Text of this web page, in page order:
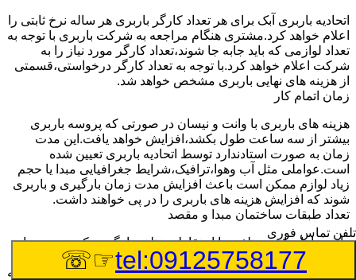
اتحادیه باربری آبک برای هر تعداد کارگر باربری هر ساله نرخ ثابتی را
اعلام خواهد کرد.مشتری هنگام مراجعه به شرکت باربری با توجه به
تعداد لوازمی که باید جابه جا شوند،تعداد کارگر مورد نیاز را به
شرکت اعلام خواهد کرد.با توجه به تعداد کارگر درخواستی،قسمتی
از هزینه های نهایی باربری مشخص خواهد شد.
زمان اتمام کار
هزینه های باربری با وانت و نیسان در صورتی که پروسه باربری
بیشتر از سه ساعت طول بکشد،افزایش خواهد یافت.این مدت
زمان به صورت استادندارد توسط اتحادیه باربری تعیین شده
است.عواملی مثل آب وهوا،ترافیک،شرایط جغرافیایی مبدا یا حجم
زیاد لوازم ممکن است باعث افزایش مدت زمان بارگیری و باربری
شوند که افزایش هزینه های باربری را در پی خواهند داشت.
تعداد طبقات ساختمان مبدا و مقصد
وانت ها بارهای مختلفی را از نقاط مختلف بارگیری کرده و به سایر
نقاط جابه جا می کنند.در اکثر مواقع بار مورد نظر باید از طبقات
همکف به بالای ساختمان به پایین منتقل شود یا به طبقات بالاتر جابه
تلفن تماس فوری
tel:09125758177
☞☏